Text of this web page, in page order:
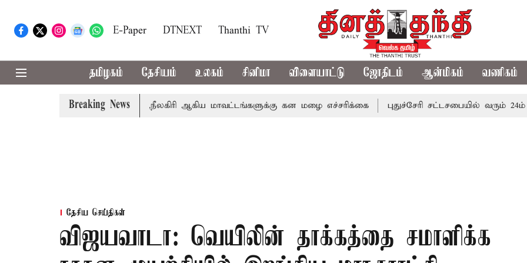
E-Paper DTNEXT Thanthi TV
தமிழகம் தேசியம் உலகம் சினிமா விளையாட்டு ஜோதிடம் ஆன்மிகம் வணிகம்
Breaking News
கோவை, தேனி,நீலகிரி ஆகிய மாவட்டங்களுக்கு கன மழை எச்சரிக்கை புதுச்சேரி சட்டசபையில் வரும் 24ம் தேதி
தேசிய செய்திகள்
விஜயவாடா: வெயிலின் தாக்கத்தை சமாளிக்க